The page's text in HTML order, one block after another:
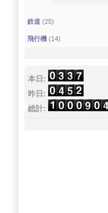
鉄道 (25)
飛行機 (14)
本日:
昨日:
総計: